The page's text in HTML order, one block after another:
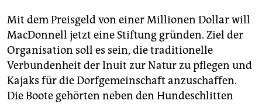
Mit dem Preisgeld von einer Millionen Dollar will
MacDonnell jetzt eine Stiftung gründen. Ziel der
Organisation soll es sein, die traditionelle
Verbundenheit der Inuit zur Natur zu pflegen und
Kajaks für die Dorfgemeinschaft anzuschaffen.
Die Boote gehörten neben den Hundeschlitten